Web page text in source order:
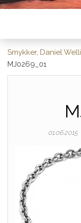
Smykker, Daniel
MJ0269_01
01.06.2015